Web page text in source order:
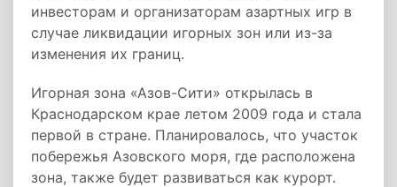
инвесторам и организаторам азартных игр в
случае ликвидации игорных зон или из-за
изменения их границ.
Игорная зона «Азов-Сити» открылась в
Краснодарском крае летом 2009 года и стала
первой в стране. Планировалось, что участок
побережья Азовского моря, где расположена
зона, также будет развиваться как курорт.